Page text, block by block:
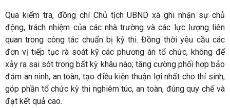
Qua kiểm tra, đồng chí Chủ tịch UBND xã ghi nhận sự chủ
động, trách nhiệm của các nhà trường và các lực lượng liên
quan trong công tác chuẩn bị kỳ thi. Đồng thời yêu cầu các
đơn vị tiếp tục rà soát kỹ các phương án tổ chức, không để
xảy ra sai sót trong bất kỳ khâu nào; tăng cường phối hợp bảo
đảm an ninh, an toàn, tạo điều kiện thuận lợi nhất cho thí sinh,
góp phần tổ chức kỳ thi nghiêm túc, an toàn, đúng quy chế và
đạt kết quả cao.